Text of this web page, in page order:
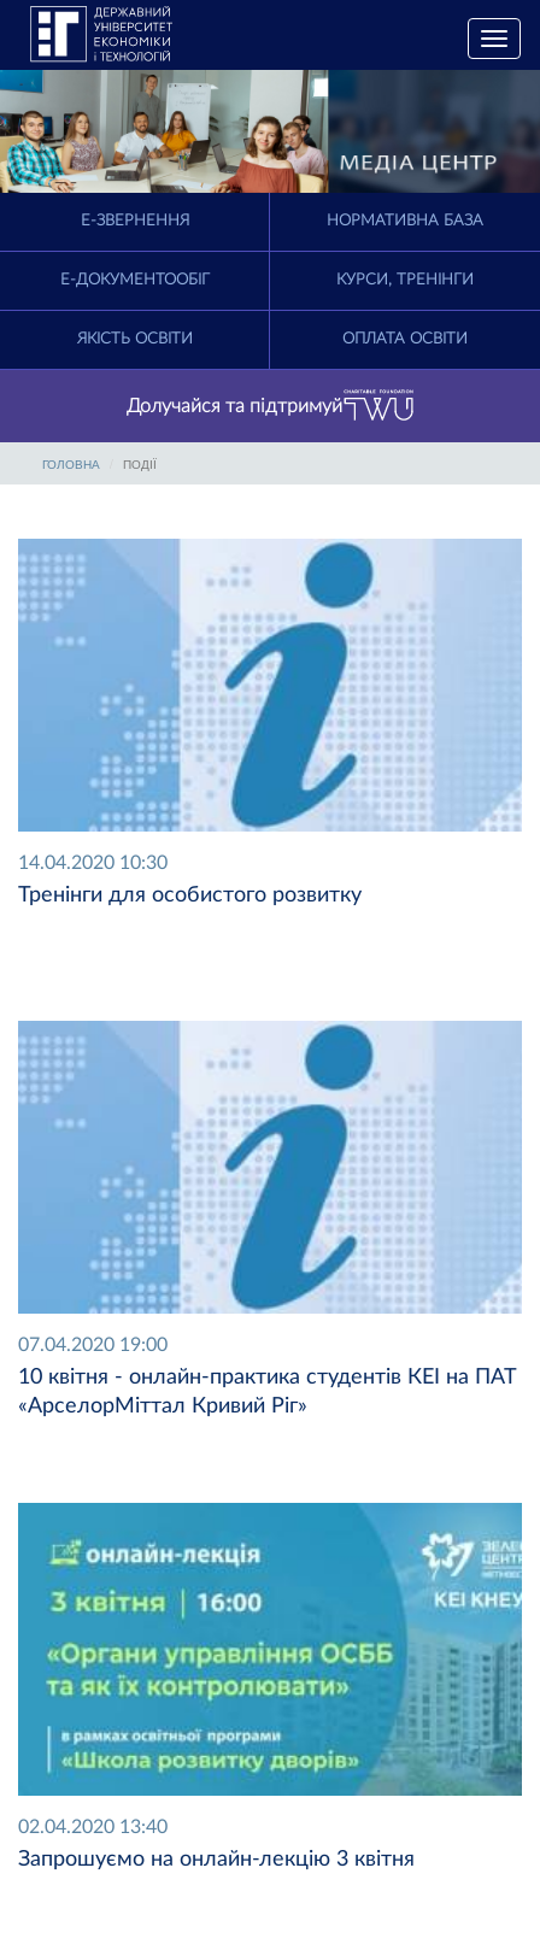
T
o
e
i
a
E-ЗВЕРНЕННЯ НОРМАТИВНА БАЗА
Е-ДОКУМЕНТООБІГ КУРСИ, ТРЕНІНГИ
ЯКІСТЬ ОСВІТИ ОПЛАТА ОСВІТИ
Долучайся та підтримуй
ГОЛОВНА ПОДІЇ
14.04.2020 10:30
Тренінги для особистого розвитку
07.04.2020 19:00
10 квітня - онлайн-практика студентів КЕІ на ПАТ
«АрселорМіттал Кривий Ріг»
02.04.2020 13:40
Запрошуємо на онлайн-лекцію 3 квітня